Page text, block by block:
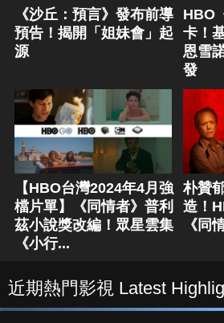
《沙丘：預言》發布前導
預告！揭開「姐妹會」起
源
HBO
卡！
恩雪
發
【HBO台灣2024年4月強
檔片單】《同情者》普利
茲小說獎改編！眾星雲集
《小行...
朴贊
造！
《同
近期熱門影視 Latest